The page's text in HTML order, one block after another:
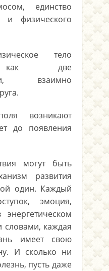
единство
и физического
тело
как две
взаимно
возникают
до появления
могут быть
развития
один. Каждый
эмоция,
каждая
имеет свою
И сколько ни
пусть даже